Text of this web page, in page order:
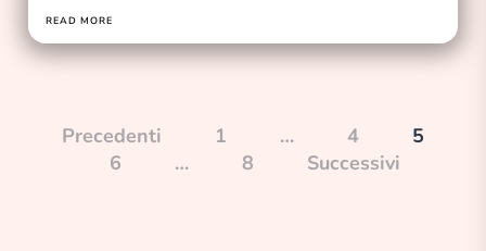
READ MORE
Paginazione
Precedenti 1 … 4
5
6
… 8 Successivi